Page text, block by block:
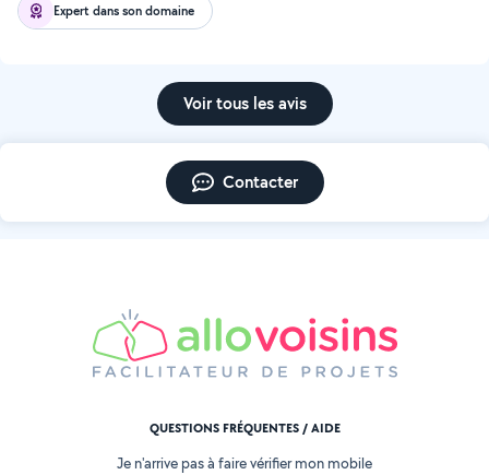
Expert dans son domaine
Voir tous les avis
Contacter
QUESTIONS FRÉQUENTES / AIDE
Je n'arrive pas à faire vérifier mon mobile